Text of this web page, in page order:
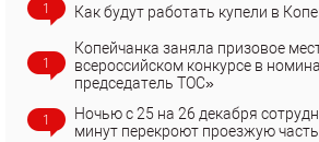
1 Как будут работать купели в
1
Копейчанка заняла призовое
всероссийском конкурсе в
председатель ТОС»
1
Ночью с 25 на 26 декабря
минут перекроют проезжую часть